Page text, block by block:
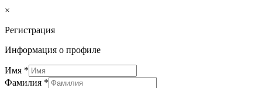
×
Регистрация
Информация о профиле
Имя *
Фамилия *